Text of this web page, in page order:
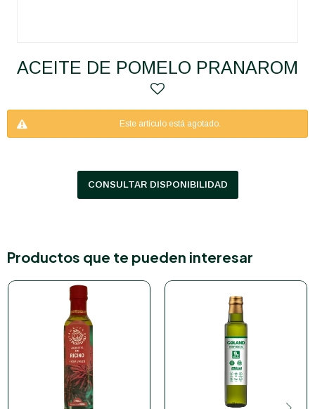
ACEITE DE POMELO PRANAROM
Este artículo está agotado.
CONSULTAR DISPONIBILIDAD
Productos que te pueden interesar